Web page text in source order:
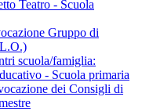
Teatro - Scuola
Gruppo di
scuola/famiglia:
- Scuola primaria
dei Consigli di